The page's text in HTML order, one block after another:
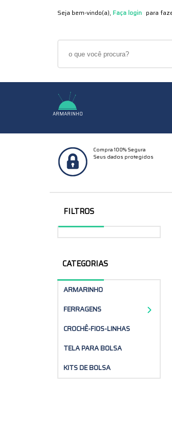
Seja bem-vindo(a), Faça login
ARMARINHO
Compra 100% Segura
Seus dados protegidos
CATEGORIAS
ARMARINHO
FERRAGENS
CROCHÊ-FIOS-LINHAS
TELA PARA BOLSA
KITS DE BOLSA